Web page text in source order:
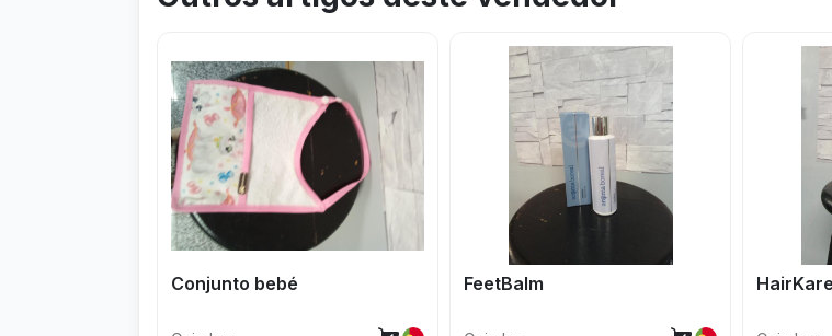
Conjunto bebé FeetBalm